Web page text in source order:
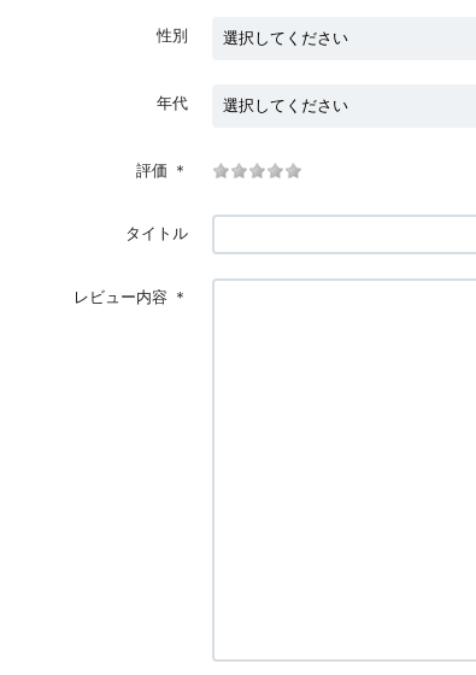
性別
年代
評価 ＊
タイトル
レビュー内容 ＊